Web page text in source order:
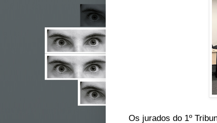
Os jurados do 1º